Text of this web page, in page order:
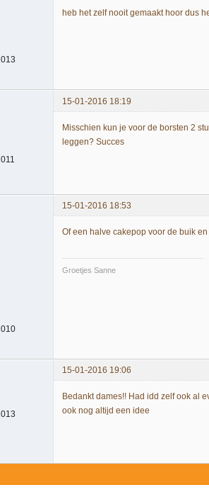
heb het zelf nooit gemaakt hoor dus
15-01-2016 18:19
Misschien kun je voor de borsten 2
leggen? Succes
15-01-2016 18:53
Of een halve cakepop voor de buik
Groetjes Sanne
15-01-2016 19:06
Bedankt dames!! Had idd zelf ook al
ook nog altijd een idee